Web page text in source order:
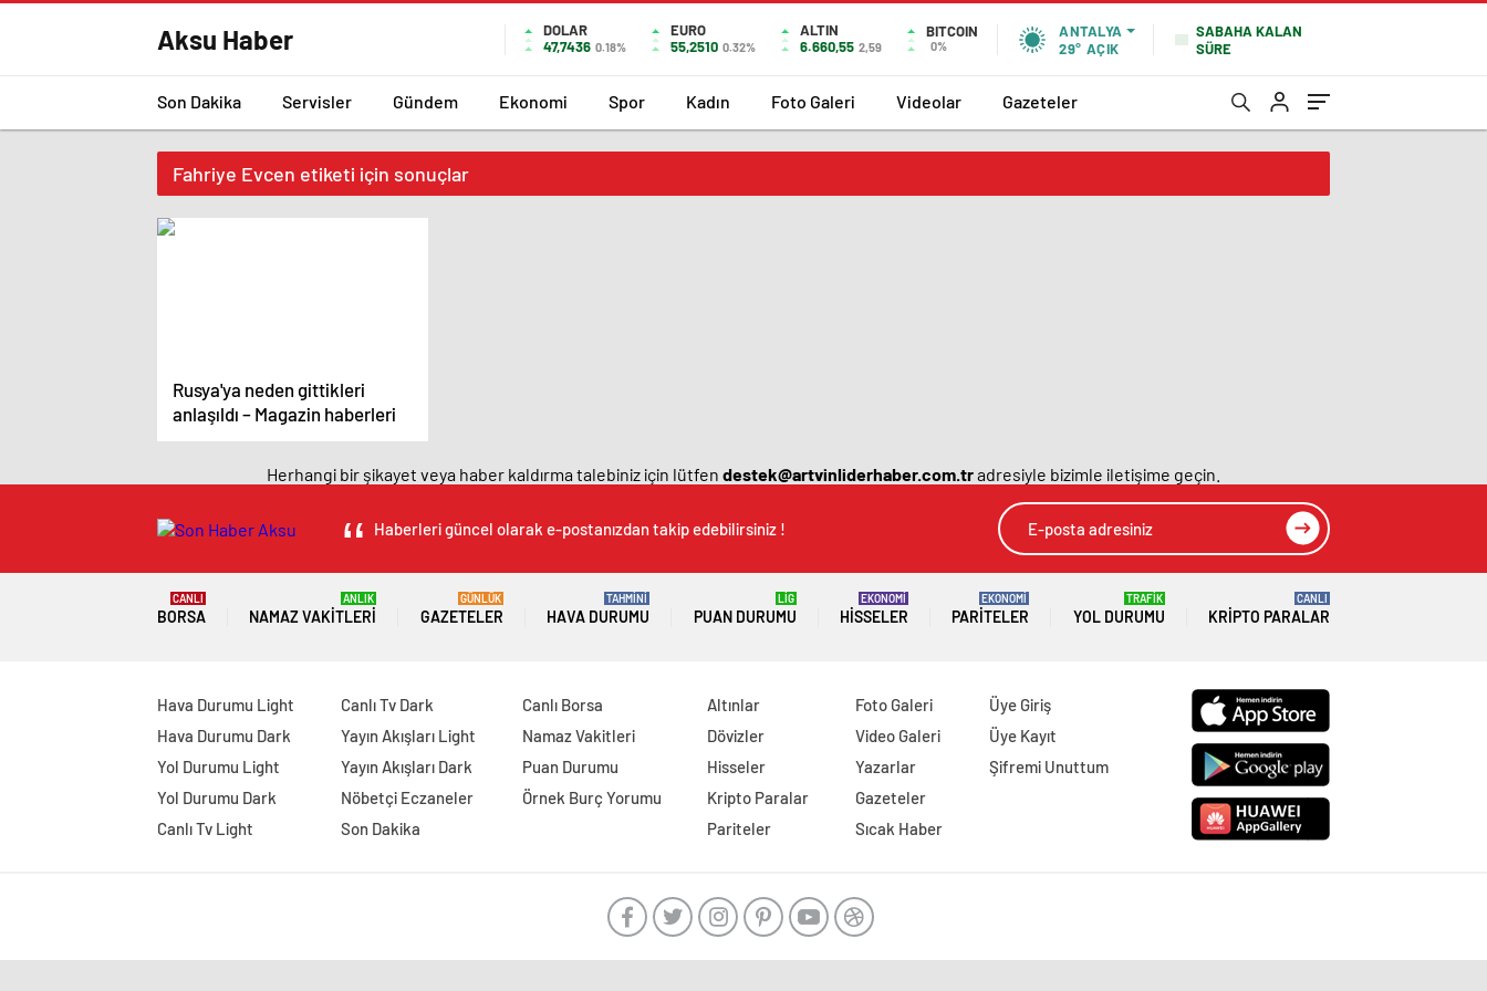
Aksu Haber
DOLAR
47,7436 0.18%
EURO
55,2510 0.32%
ALTIN
6.660,55 2,59
BITCOIN
0%
ANTALYA
29° AÇIK
SABAHA KALAN
SÜRE
Son Dakika Servisler Gündem Ekonomi Spor Kadın Foto Galeri Videolar Gazeteler
Fahriye Evcen etiketi için sonuçlar
Rusya'ya neden gittikleri
anlaşıldı – Magazin haberleri
Herhangi bir şikayet veya haber kaldırma talebiniz için lütfen destek@artvinliderhaber.com.tradresiyle bizimle iletişime geçin.
Haberleri güncel olarak e-postanızdan takip edebilirsiniz !
BORSA
CANLI
NAMAZ VAKITLERI
ANLIK
GAZETELER
GÜNLÜK
HAVA DURUMU
TAHMİNİ
PUAN DURUMU
LİG
HISSELER
EKONOMİ
PARITELER
EKONOMİ
YOL DURUMU
TRAFİK
KRIPTO PARALAR
CANLI
Hava Durumu Light
Hava Durumu Dark
Yol Durumu Light
Yol Durumu Dark
Canlı Tv Light
Canlı Tv Dark
Yayın Akışları Light
Yayın Akışları Dark
Nöbetçi Eczaneler
Son Dakika
Canlı Borsa
Namaz Vakitleri
Puan Durumu
Örnek Burç Yorumu
Altınlar
Dövizler
Hisseler
Kripto Paralar
Pariteler
Foto Galeri
Video Galeri
Yazarlar
Gazeteler
Sıcak Haber
Üye Giriş
Üye Kayıt
Şifremi Unuttum